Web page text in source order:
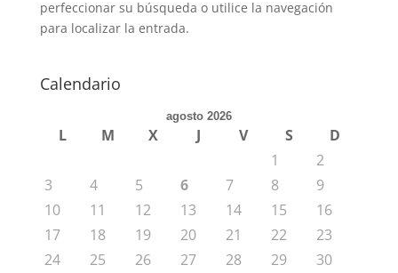
perfeccionar su búsqueda o utilice la navegación
para localizar la entrada.
Calendario
agosto 2026
L M X J V S
D
1
2
3
4 5 6 7 8
9
10
11 12 13 14 15
16
17
18 19 20 21 22
23
24
25 26 27 28 29
30